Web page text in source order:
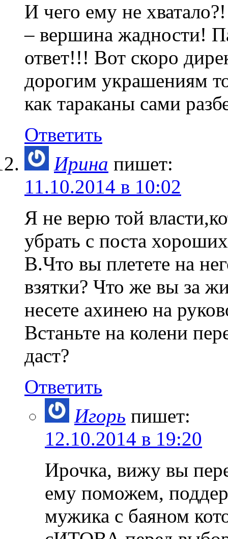
И чего ему не
– вершина жадности!
ответ!!! Вот скоро
дорогим украшениям
как тараканы сами
Ответить
Ирина пишет:
11.10.2014 в 10:02
Я не верю той
убрать с поста
В.Что вы плетете на
взятки? Что же вы за
несете ахинею на
Встаньте на колени
даст?
Ответить
Игорь пишет:
12.10.2014 в 19:20
Ирочка, вижу вы
ему поможем,
мужика с баяном